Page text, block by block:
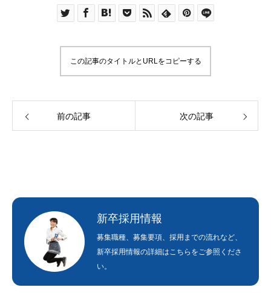
HOME
この記事のタイトルとURLをコピーする
前の記事 次の記事
新卒採用情報
募集職種、募集要項、採用までの流れなど、
新卒採用情報の詳細はこちらをご参照くださ
い。